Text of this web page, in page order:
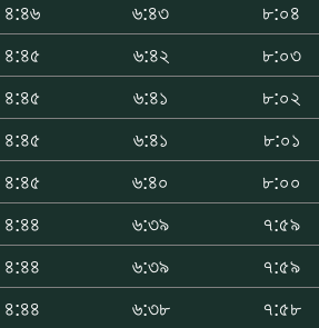
৪:৪৬ ৬:৪৩
৮:০৪
৪:৪৫ ৬:৪২
৮:০৩
৪:৪৫ ৬:৪১
৮:০২
৪:৪৫ ৬:৪১
৮:০১
৪:৪৫ ৬:৪০
৮:০০
৪:৪৪ ৬:৩৯
৭:৫৯
৪:৪৪ ৬:৩৯
৭:৫৯
৪:৪৪ ৬:৩৮
৭:৫৮